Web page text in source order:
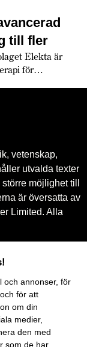
till fler
Elekta är
för
vetenskap,
utvalda texter
möjlighet till
är översatta av
Limited. Alla
annonser, för
för att
om din
medier,
den med
som de har